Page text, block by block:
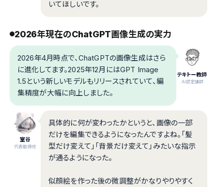
いてほしいです。
2026年現在のChatGPT画像生成の実力
テキトー教師
.AI認定講師
2026年4月時点で、ChatGPTの画像生成はさら
に進化してます。2025年12月にはGPT Image
1.5という新しいモデルもリリースされていて、編
集精度が大幅に向上しました。
室谷
代表取締役
具体的に何が変わったかというと、画像の一部
だけを編集できるようになったんですよね。「髪
型だけ変えて」「背景だけ変えて」みたいな指示
が通るようになった。
似顔絵を作った後の微調整がかなりやりやすく